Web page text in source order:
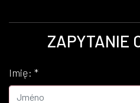
ZAPYTANIE
Imię: *